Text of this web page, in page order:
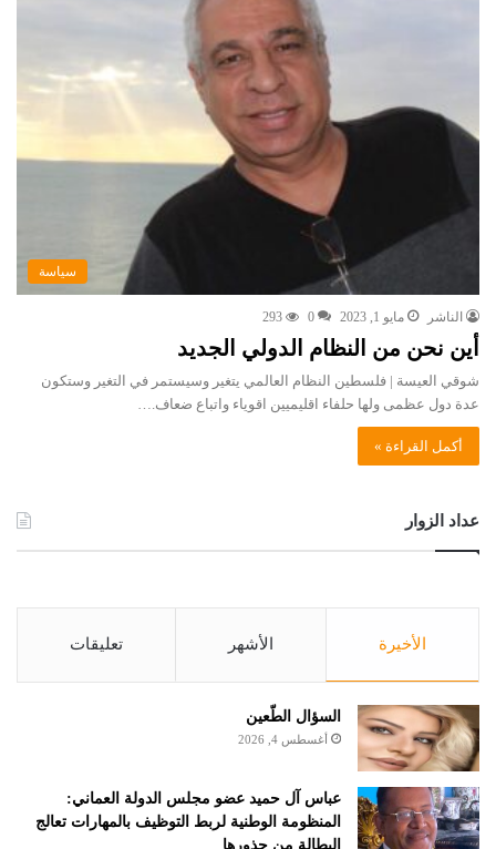
سياسة
الناشر مايو 1, 2023 0
293
أين نحن من النظام الدولي الجديد
شوقي العيسة | فلسطين النظام العالمي يتغير وسيستمر في التغير وستكون
عدة دول عظمى ولها حلفاء اقليميين اقوياء واتباع ضعاف.…
أكمل القراءة »
عداد الزوار
الأخيرة الأشهر تعليقات
السؤال الطّعين
أغسطس 4, 2026
عباس آل حميد عضو مجلس الدولة العماني:
المنظومة الوطنية لربط التوظيف بالمهارات تعالج
البطالة من جذورها